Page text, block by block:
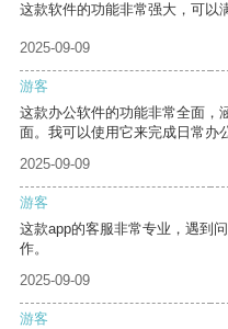
这款软件的功能非常强大，可以
2025-09-09
游客
这款办公软件的功能非常全面，
面。我可以使用它来完成日常办
2025-09-09
游客
这款app的客服非常专业，遇到
作。
2025-09-09
游客